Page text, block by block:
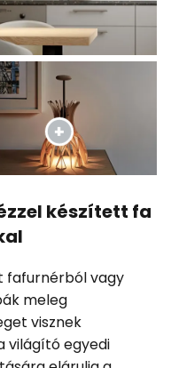
készített fa
fafurnérból vagy
meleg
visznek
világító egyedi